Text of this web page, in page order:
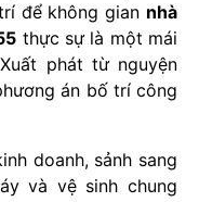
để không gian nhà
thực sự là một mái
phát từ nguyện
án bố trí công
doanh, sảnh sang
và vệ sinh chung